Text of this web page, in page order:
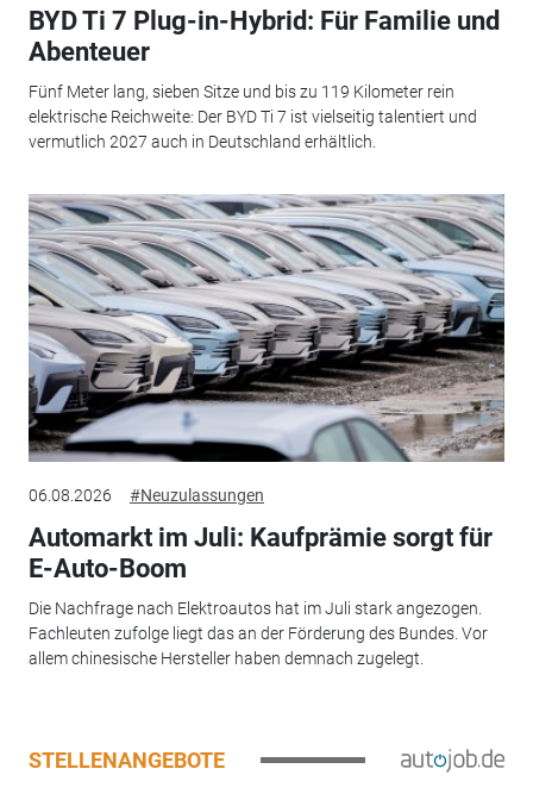
BYD Ti 7 Plug-in-Hybrid: Für Familie und
Abenteuer
Fünf Meter lang, sieben Sitze und bis zu 119 Kilometer rein
elektrische Reichweite: Der BYD Ti 7 ist vielseitig talentiert und
vermutlich 2027 auch in Deutschland erhältlich.
06.08.2026 #Neuzulassungen
Automarkt im Juli: Kaufprämie sorgt für
E-Auto-Boom
Die Nachfrage nach Elektroautos hat im Juli stark angezogen.
Fachleuten zufolge liegt das an der Förderung des Bundes. Vor
allem chinesische Hersteller haben demnach zugelegt.
STELLENANGEBOTE